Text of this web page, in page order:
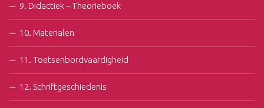
9. Didactiek – Theorieboek
10. Materialen
11. Toetsenbordvaardigheid
12. Schriftgeschiedenis